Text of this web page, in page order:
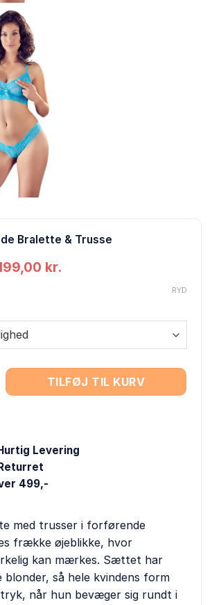
Bralette & Trusse
oprindelige
kr..
kr.Den
199,00 kr..
RYD
Bralette & Trusse antal
TILFØJ TIL KURV
Levering
499,-
med trusser i forførende
frække øjeblikke, hvor
kan mærkes. Sættet har
blonder, så hele kvindens form
når hun bevæger sig rundt i